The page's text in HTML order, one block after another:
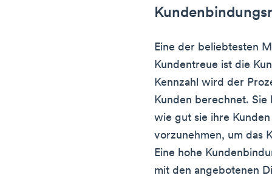
Eine der beliebtesten
Kundentreue ist die
Kennzahl wird der
Kunden berechnet.
wie gut sie ihre
vorzunehmen, um das
Eine hohe
mit den angebotenen